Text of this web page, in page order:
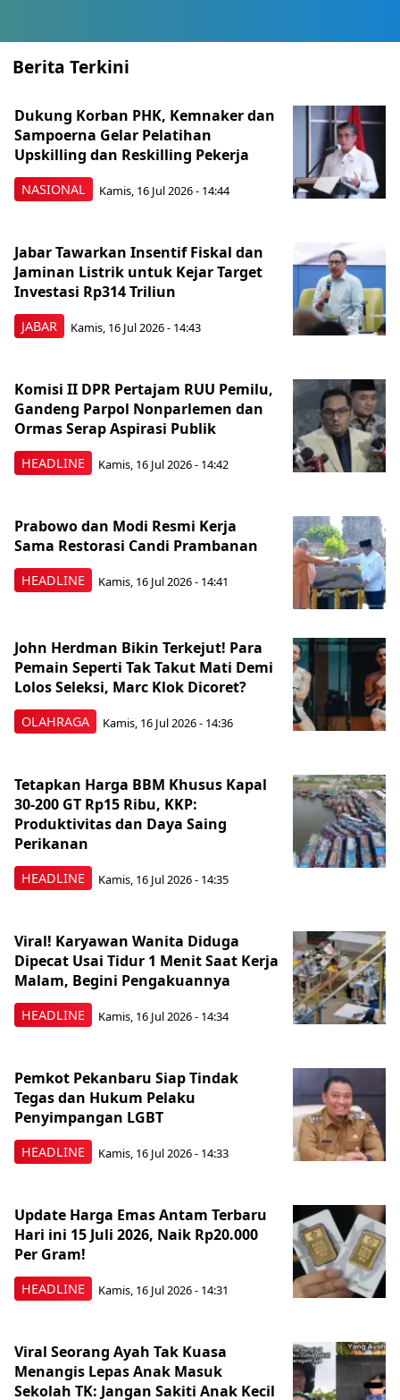
Berita Terkini
NASIONAL
Dukung Korban PHK, Kemnaker dan
Sampoerna Gelar Pelatihan
Upskilling dan Reskilling Pekerja
Kamis, 16 Jul 2026 - 14:44
JABAR
Jabar Tawarkan Insentif Fiskal dan
Jaminan Listrik untuk Kejar Target
Investasi Rp314 Triliun
Kamis, 16 Jul 2026 - 14:43
HEADLINE
Komisi II DPR Pertajam RUU Pemilu,
Gandeng Parpol Nonparlemen dan
Ormas Serap Aspirasi Publik
Kamis, 16 Jul 2026 - 14:42
HEADLINE
Prabowo dan Modi Resmi Kerja
Sama Restorasi Candi Prambanan
Kamis, 16 Jul 2026 - 14:41
OLAHRAGA
John Herdman Bikin Terkejut! Para
Pemain Seperti Tak Takut Mati Demi
Lolos Seleksi, Marc Klok Dicoret?
Kamis, 16 Jul 2026 - 14:36
HEADLINE
Tetapkan Harga BBM Khusus Kapal
30-200 GT Rp15 Ribu, KKP:
Produktivitas dan Daya Saing
Perikanan
Kamis, 16 Jul 2026 - 14:35
HEADLINE
Viral! Karyawan Wanita Diduga
Dipecat Usai Tidur 1 Menit Saat Kerja
Malam, Begini Pengakuannya
Kamis, 16 Jul 2026 - 14:34
HEADLINE
Pemkot Pekanbaru Siap Tindak
Tegas dan Hukum Pelaku
Penyimpangan LGBT
Kamis, 16 Jul 2026 - 14:33
HEADLINE
Update Harga Emas Antam Terbaru
Hari ini 15 Juli 2026, Naik Rp20.000
Per Gram!
Kamis, 16 Jul 2026 - 14:31
Viral Seorang Ayah Tak Kuasa
Menangis Lepas Anak Masuk
Sekolah TK: Jangan Sakiti Anak Kecil